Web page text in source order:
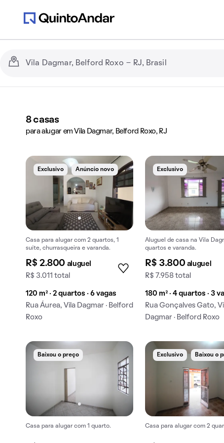
8casas
para alugar em Vila Dagmar, Belford Roxo, RJ
Exclusivo Anúncio novo
Casa para alugar com 2 quartos, 1
suíte, churrasqueira e varanda.
R$ 2.800 aluguel
R$ 3.011 total
120 m² · 2 quartos · 6 vagas
Rua Áurea, Vila Dagmar · Belford
Roxo
Exclusivo
Aluguel de casa na Vila
quartos e varanda.
R$ 3.800 aluguel
R$ 7.958 total
180 m² · 4 quartos · 3
Rua Gonçalves Gato,
Dagmar · Belford Roxo
Baixou o preço
Casa para alugar com 1 quarto.
Exclusivo Baixou o
Casa para alugar com 2